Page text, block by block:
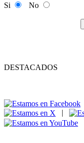
Si
No
DESTACADOS
|